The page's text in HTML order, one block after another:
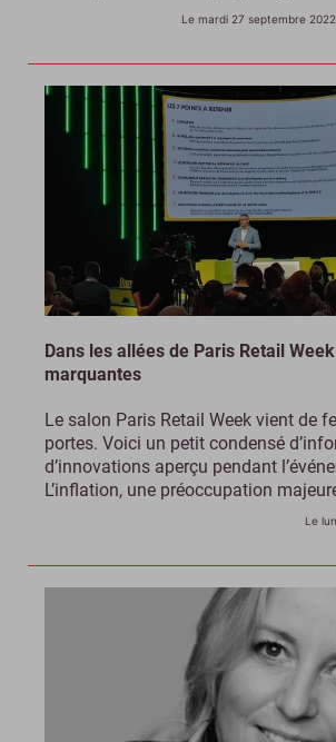
Le mardi 27 septembre 2022
Dans les allées de Paris Retail
marquantes
Le salon Paris Retail Week vient de
portes. Voici un petit condensé
d’innovations aperçu pendant
L’inflation, une préoccupation
Le